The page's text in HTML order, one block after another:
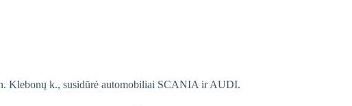
Klebonų k., susidūrė automobiliai SCANIA ir AUDI.